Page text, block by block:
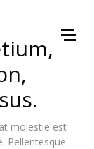
molestie est
Pellentesque